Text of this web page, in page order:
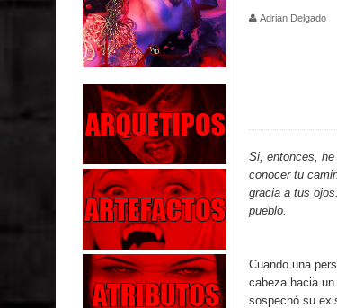
Parte 02: Los Muertos Gobiernan a
Parte 01: Escondido a Plena Luz
Parte 02: El Enemigo de mi Enemigo
Parte 06: Coletazos
Parte 05: Los Horrores del Infierno
Parte 04: Oídos Sordos
Parte 03: La Traición
Parte 02: Vuelve el Hijo Prodigo
Adrian Delgado
Si, entonces,
conocer tu
gracia a tus
pueblo.
Cuando una
cabeza hacia
sospechó su